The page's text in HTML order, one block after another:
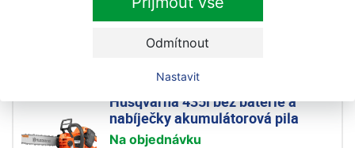
Odmítnout
Nastavit
Skladem
9 690 Kč
Husqvarna 435i bez baterie a
nabíječky akumulátorová pila
Na objednávku